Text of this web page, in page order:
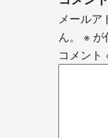
メールア
ん。
※ が
コメント